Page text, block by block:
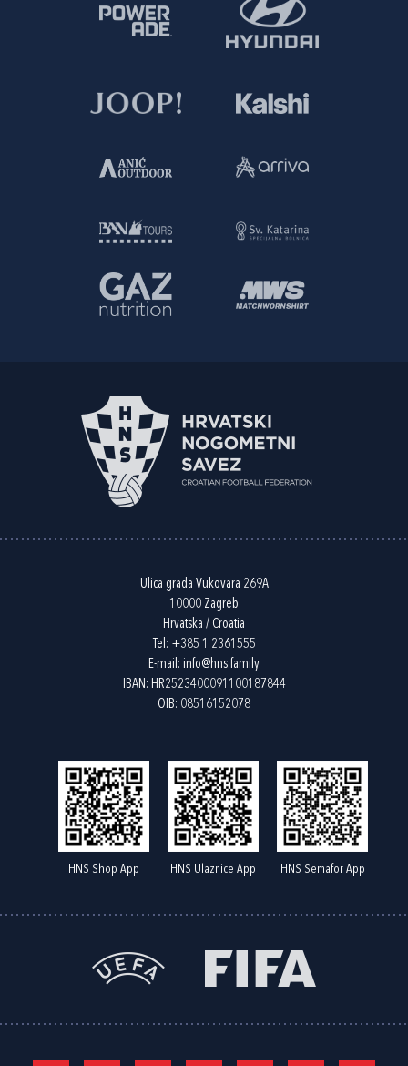
Ulica grada Vukovara 269A
10000 Zagreb
Hrvatska / Croatia
Tel: +385 1 2361555
E-mail: info@hns.family
IBAN: HR2523400091100187844
OIB: 08516152078
HNS Shop App HNS Ulaznice App HNS Semafor App